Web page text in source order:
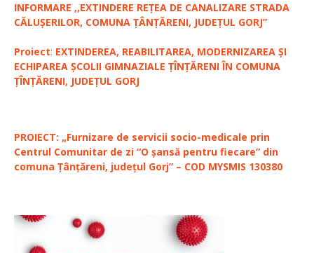
INFORMARE ,,EXTINDERE REȚEA DE CANALIZARE STRADA
CĂLUȘERILOR, COMUNA ȚÂNȚĂRENI, JUDEȚUL GORJ”
Proiect: EXTINDEREA, REABILITAREA, MODERNIZAREA ȘI
ECHIPAREA ȘCOLII GIMNAZIALE ȚÎNȚĂRENI ÎN COMUNA
ȚÎNȚĂRENI, JUDEȚUL GORJ
PROIECT: „Furnizare de servicii socio-medicale prin
Centrul Comunitar de zi “O șansă pentru fiecare” din
comuna Țânțăreni, județul Gorj” – COD MYSMIS 130380